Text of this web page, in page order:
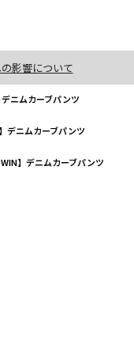
影響について
デニムカーブパンツ
デニムカーブパンツ
】デニムカーブパンツ